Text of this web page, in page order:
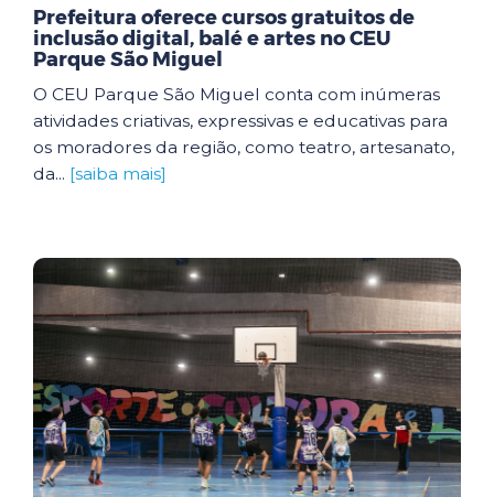
Prefeitura oferece cursos gratuitos de
inclusão digital, balé e artes no CEU
Parque São Miguel
O CEU Parque São Miguel conta com inúmeras
atividades criativas, expressivas e educativas para
os moradores da região, como teatro, artesanato,
da... [saiba mais]